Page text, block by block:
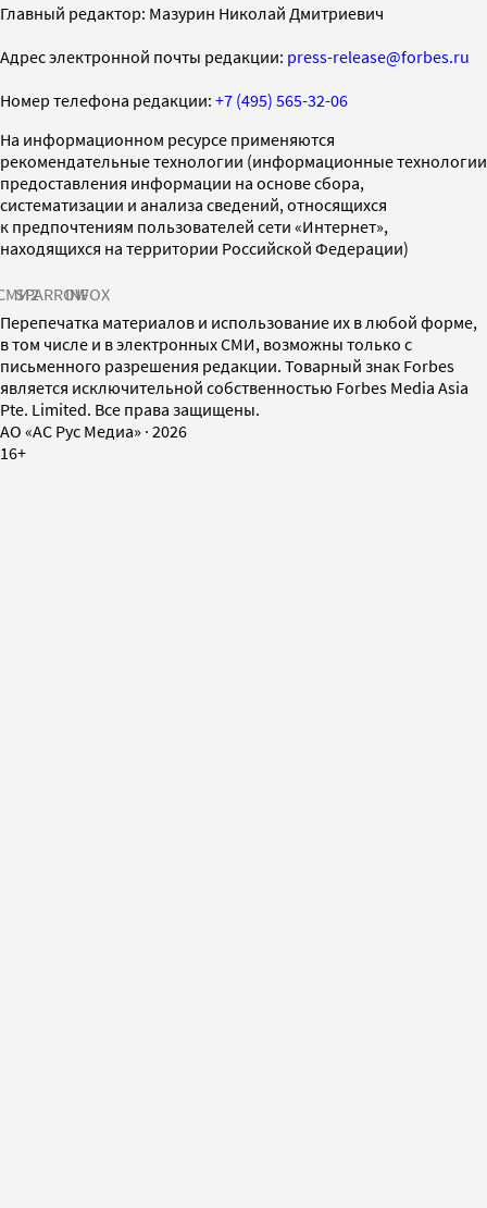
Главный редактор: Мазурин Николай Дмитриевич
Адрес электронной почты редакции: press-release@forbes.ru
Номер телефона редакции: +7 (495) 565-32-06
На информационном ресурсе применяются
рекомендательные технологии (информационные технологии
предоставления информации на основе сбора,
систематизации и анализа сведений, относящихся
к предпочтениям пользователей сети «Интернет»,
находящихся на территории Российской Федерации)
SPARROWINFOX
Перепечатка материалов и использование их в любой форме,
в том числе и в электронных СМИ, возможны только с
письменного разрешения редакции. Товарный знак Forbes
является исключительной собственностью Forbes Media Asia
Pte. Limited. Все права защищены.
AO «АС Рус Медиа» · 2026
16+